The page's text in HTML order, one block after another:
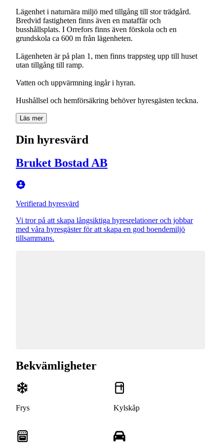
Lägenhet i naturnära miljö med tillgång till stor trädgård.
Bredvid fastigheten finns även en mataffär och
busshållsplats. I Orrefors finns även förskola och en
grundskola ca 600 m från lägenheten.
Lägenheten är på plan 1, men finns trappsteg upp till huset
utan tillgång till ramp.
Vatten och uppvärmning ingår i hyran.
Hushållsel och hemförsäkring behöver hyresgästen teckna.
Läs mer
Din hyresvärd
Bruket Bostad AB
Verifierad hyresvärd
Vi tror på att skapa långsiktiga hyresrelationer och jobbar
med våra hyresgäster för att skapa en god boendemiljö
tillsammans.
Bekvämligheter
Frys Kylskåp